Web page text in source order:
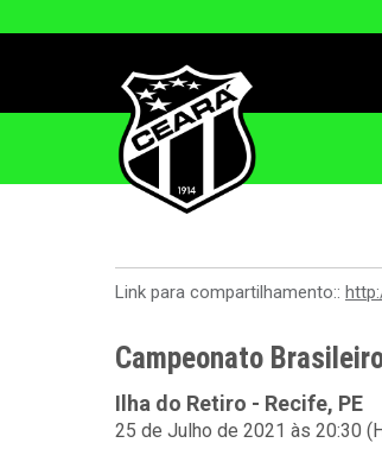
Link para compartilhamento::
Campeonato
Ilha do Retiro - Recife, PE
25 de Julho de 2021 às 20:30